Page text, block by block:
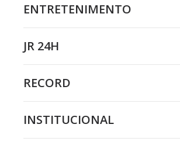
ENTRETENIMENTO
JR 24H
RECORD
INSTITUCIONAL